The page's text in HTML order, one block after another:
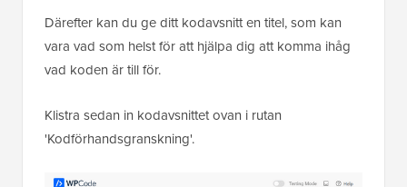
Därefter kan du ge ditt kodavsnitt en titel, som kan
vara vad som helst för att hjälpa dig att komma ihåg
vad koden är till för.
Klistra sedan in kodavsnittet ovan i rutan
'Kodförhandsgranskning'.